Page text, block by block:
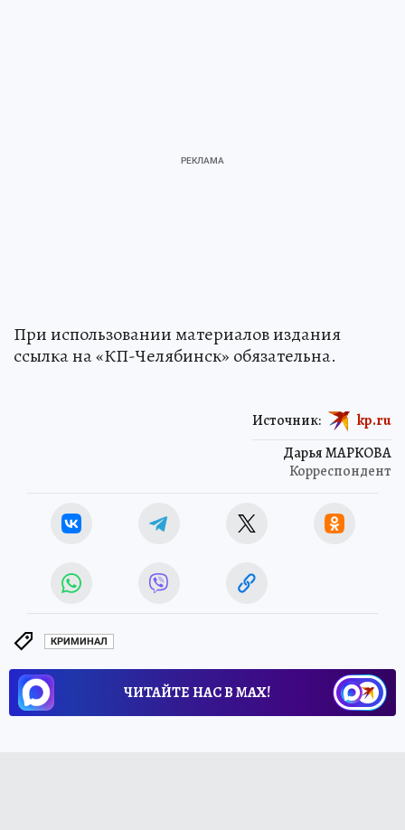
При использовании материалов издания
ссылка на «КП-Челябинск» обязательна.
Дарья МАРКОВА
Корреспондент
Источник: kp.ru
КРИМИНАЛ
ЧИТАЙТЕ НАС В МАХ!